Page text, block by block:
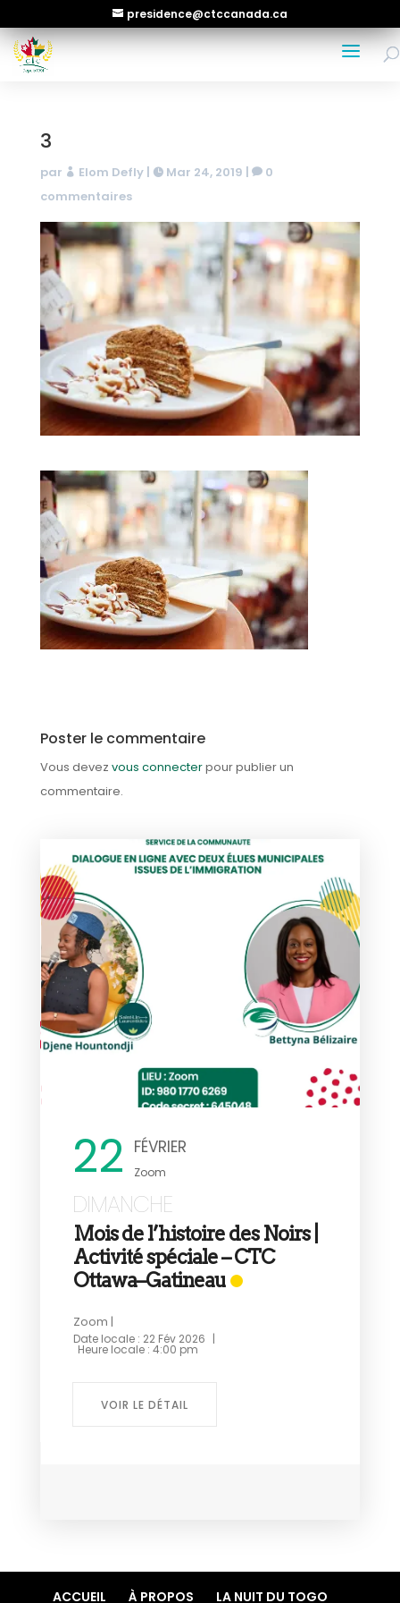
presidence@ctccanada.ca
3
par Elom Defly| Mar 24, 2019 |
0
commentaires
Poster le commentaire
Vous devez vous connecterpour publier un
commentaire.
22 FÉVRIER
Zoom
DIMANCHE
Mois de l’histoire des Noirs |
Activité spéciale – CTC
Ottawa–Gatineau
Zoom |
Date locale : 22 Fév 2026 |
Heure locale :4:00 pm
VOIR LE DÉTAIL
ACCUEIL À PROPOS LA NUIT DU TOGO